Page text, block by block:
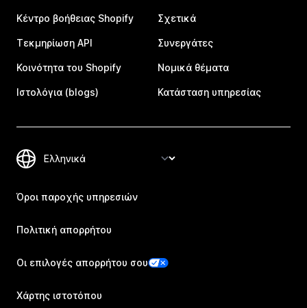
Κέντρο βοήθειας Shopify
Τεκμηρίωση API
Κοινότητα του Shopify
Ιστολόγια (blogs)
Σχετικά
Συνεργάτες
Νομικά θέματα
Κατάσταση υπηρεσίας
Όροι παροχής υπηρεσιών
Πολιτική απορρήτου
Οι επιλογές απορρήτου σου
Χάρτης ιστοτόπου